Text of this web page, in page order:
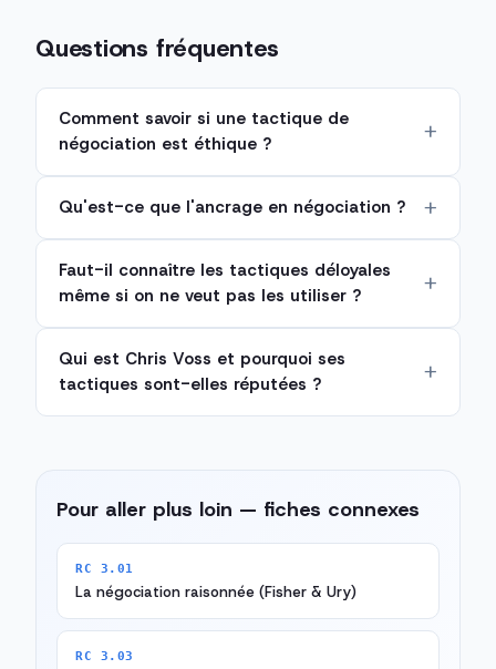
Questions fréquentes
Comment savoir si une tactique de
négociation est éthique ?
Qu'est-ce que l'ancrage en négociation ?
Faut-il connaître les tactiques déloyales
même si on ne veut pas les utiliser ?
Qui est Chris Voss et pourquoi ses
tactiques sont-elles réputées ?
Pour aller plus loin — fiches connexes
RC 3.01
La négociation raisonnée (Fisher & Ury)
RC 3.03